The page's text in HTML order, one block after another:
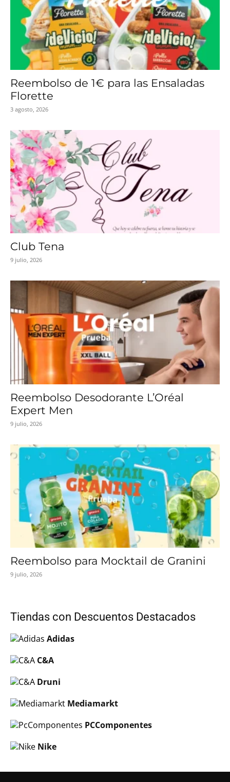
Reembolso de 1€ para las Ensaladas
Florette
3 agosto, 2026
Club Tena
9 julio, 2026
Reembolso Desodorante L’Oréal
Expert Men
9 julio, 2026
Reembolso para Mocktail de Granini
9 julio, 2026
Tiendas con Descuentos Destacados
Adidas
C&A
Druni
Mediamarkt
PCComponentes
Nike